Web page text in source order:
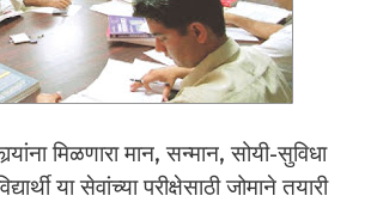
मिळणारा मान, सन्मान, सोयी-सुविधा
या सेवांच्या परीक्षेसाठी जोमाने तयारी